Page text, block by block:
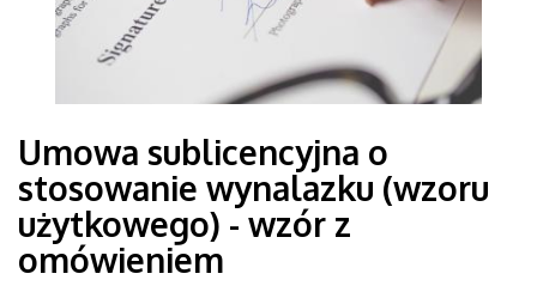
Umowa sublicencyjna o
stosowanie wynalazku (wzoru
użytkowego) - wzór z
omówieniem